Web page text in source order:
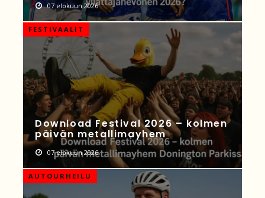
07 elokuun 2026
FESTIVAALIT
Download Festival 2026 – kolmen
päivän metallimayhem
07 elokuun 2026
AUTOURHEILU